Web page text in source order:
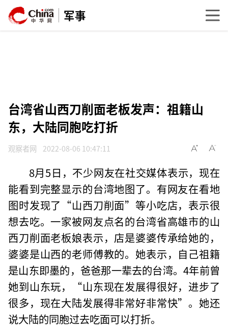
军事
台湾省山西刀削面老板发声：祖籍山
东，大陆同胞吃打折
观察者网 2022-08-06 10:47:11
8月5日，不少网友在社交媒体表示，现在
能看到完整显示的台湾地图了。有网友在看地
图时发现了“山西刀削面”等小吃店，表示很
想去吃。一家被网友点名的台湾省高雄市的山
西刀削面老板娘表示，店是婆婆传承给她的，
婆婆是山西的老师傅教的。她表示，自己祖籍
是山东即墨的，爸爸那一辈去的台湾。4年前曾
她到山东玩，“山东现在发展得很好，进步了
很多，现在大陆发展得非常好非常快”。她还
说大陆的同胞过去吃面可以打折。